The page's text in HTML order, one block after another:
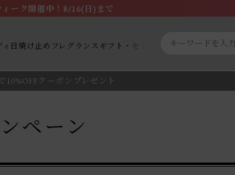
10%OFFクーポンプレゼント
ィーク開催中！8/16(日)まで
日焼け止め フレグランス ギフト・セット商品About magnifique
ペーン